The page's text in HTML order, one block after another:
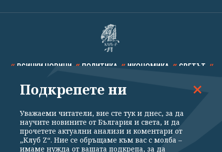
ВСИЧКИ НОВИНИ ПОЛИТИКА ИКОНОМИКА СВЕТЪТ
СПОРТ КУЛТУРА ТЕХНОЛОГИИ КАЛЕЙДОСКОП
Подкрепете ни
Уважаеми читатели, вие сте тук и днес, за да
научите новините от България и света, и да
прочетете актуални анализи и коментари от
„Клуб Z“. Ние се обръщаме към вас с молба –
имаме нужда от вашата подкрепа, за да